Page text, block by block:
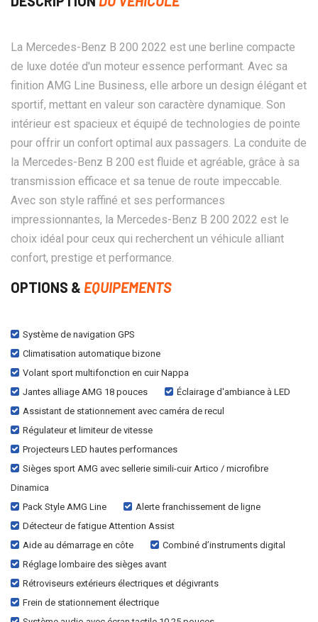
La Mercedes-Benz B 200 2022 est une berline compacte
de luxe dotée d'un moteur essence performant. Avec sa
finition AMG Line Business, elle arbore un design élégant et
sportif, mettant en valeur son caractère dynamique. Son
intérieur est spacieux et équipé de technologies de pointe
pour offrir un confort optimal aux passagers. La conduite de
la Mercedes-Benz B 200 est fluide et agréable, grâce à sa
transmission efficace et sa tenue de route impeccable.
Avec son style raffiné et ses performances
impressionnantes, la Mercedes-Benz B 200 2022 est le
choix idéal pour ceux qui recherchent un véhicule alliant
confort, prestige et performance.
OPTIONS & EQUIPEMENTS
Système de navigation GPS
Climatisation automatique bizone
Volant sport multifonction en cuir Nappa
Jantes alliage AMG 18 pouces
Éclairage d'ambiance à LED
Assistant de stationnement avec caméra de recul
Régulateur et limiteur de vitesse
Projecteurs LED hautes performances
Sièges sport AMG avec sellerie simili-cuir Artico / microfibre
Dinamica
Pack Style AMG Line
Alerte franchissement de ligne
Détecteur de fatigue Attention Assist
Aide au démarrage en côte
Combiné d’instruments digital
Réglage lombaire des sièges avant
Rétroviseurs extérieurs électriques et dégivrants
Frein de stationnement électrique